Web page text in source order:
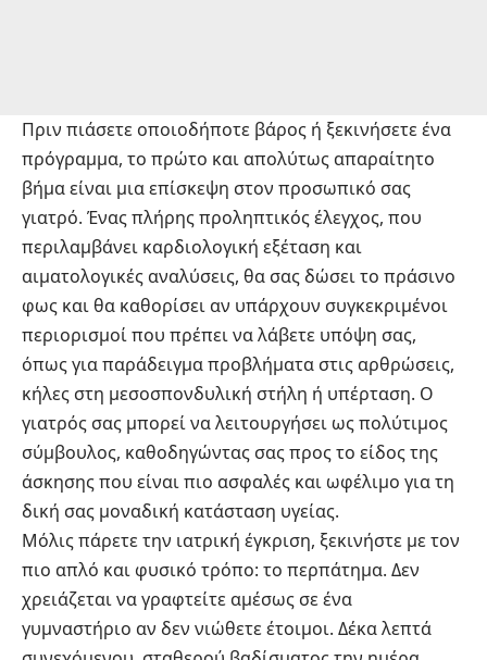
Πριν πιάσετε οποιοδήποτε βάρος ή ξεκινήσετε ένα
πρόγραμμα, το πρώτο και απολύτως απαραίτητο
βήμα είναι μια επίσκεψη στον προσωπικό σας
γιατρό. Ένας πλήρης προληπτικός έλεγχος, που
περιλαμβάνει καρδιολογική εξέταση και
αιματολογικές αναλύσεις, θα σας δώσει το πράσινο
φως και θα καθορίσει αν υπάρχουν συγκεκριμένοι
περιορισμοί που πρέπει να λάβετε υπόψη σας,
όπως για παράδειγμα προβλήματα στις αρθρώσεις,
κήλες στη μεσοσπονδυλική στήλη ή υπέρταση. Ο
γιατρός σας μπορεί να λειτουργήσει ως πολύτιμος
σύμβουλος, καθοδηγώντας σας προς το είδος της
άσκησης που είναι πιο ασφαλές και ωφέλιμο για τη
δική σας μοναδική κατάσταση υγείας.
Μόλις πάρετε την ιατρική έγκριση, ξεκινήστε με τον
πιο απλό και φυσικό τρόπο: το περπάτημα. Δεν
χρειάζεται να γραφτείτε αμέσως σε ένα
γυμναστήριο αν δεν νιώθετε έτοιμοι. Δέκα λεπτά